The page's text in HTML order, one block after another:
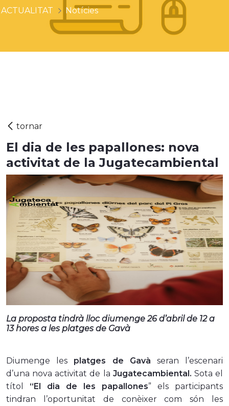
ACTUALITAT Notícies
El dia de les papallones: nova
activitat de la Jugatecambiental
La proposta tindrà lloc diumenge 26 d’abril de 12 a
13 hores a les platges de Gavà
Diumenge les platges de Gavà seran l’escenari
d’una nova activitat de la Jugatecambiental. Sota el
títol “El dia de les papallones” els participants
tindran l’oportunitat de conèixer com són les